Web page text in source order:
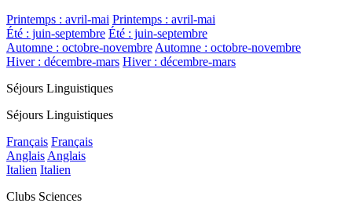
Printemps : avril-mai Printemps : avril-mai
Été : juin-septembre Été : juin-septembre
Automne : octobre-novembre Automne : octobre-novembre
Hiver : décembre-mars Hiver : décembre-mars
Séjours Linguistiques
Séjours Linguistiques
Français Français
Anglais Anglais
Italien Italien
Clubs Sciences